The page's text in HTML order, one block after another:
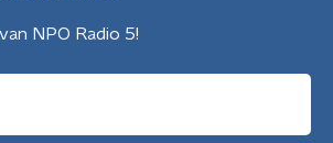
NPO Radio 5!